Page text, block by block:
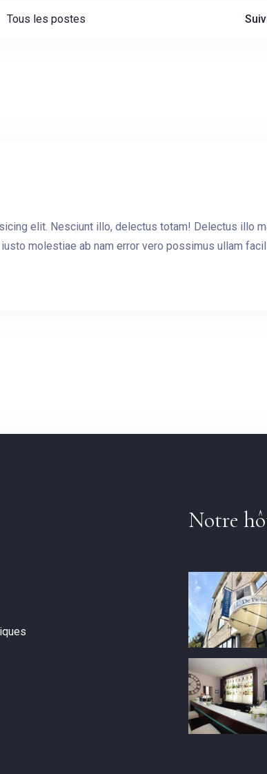
Tous les postes
elit. Nesciunt illo, delectus totam! Delectus illo
molestiae ab nam error vero possimus ullam
Notre